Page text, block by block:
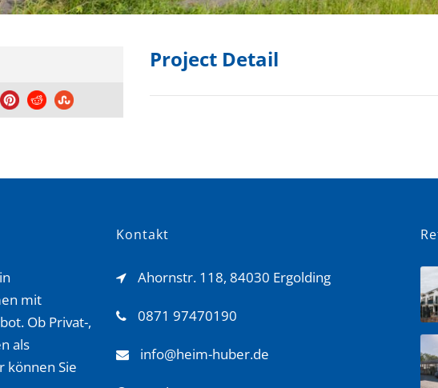
Project Detail
mit
Ob Privat-,
als
können Sie
Kontakt
Ahornstr. 118, 84030 Ergolding
0871 97470190
info@heim-huber.de